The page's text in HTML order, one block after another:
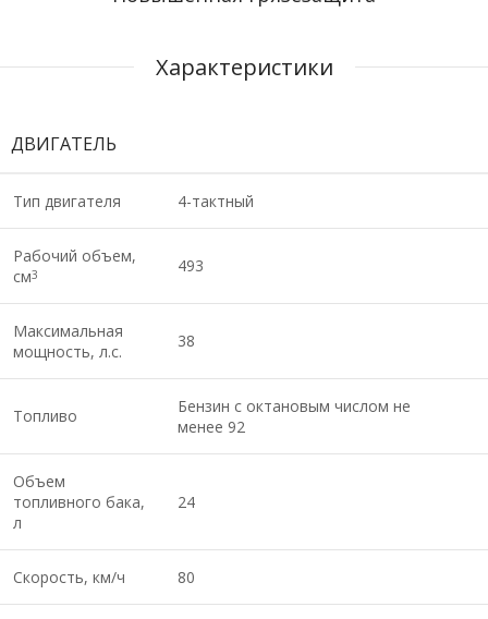
Характеристики
ДВИГАТЕЛЬ
Тип двигателя 4-тактный
Рабочий объем,
см3 493
Максимальная
мощность, л.с.
38
Топливо
Бензин с октановым числом не
менее 92
Объем
топливного бака,
л
24
Скорость, км/ч 80